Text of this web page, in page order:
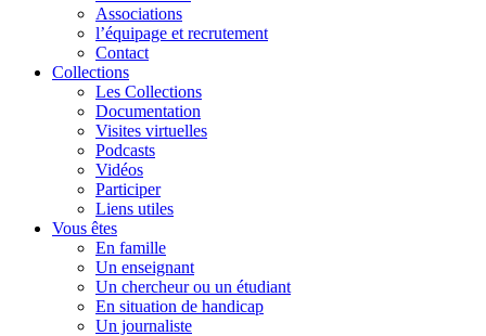
Associations
l’équipage et recrutement
Contact
Collections
Les Collections
Documentation
Visites virtuelles
Podcasts
Vidéos
Participer
Liens utiles
Vous êtes
En famille
Un enseignant
Un chercheur ou un étudiant
En situation de handicap
Un journaliste